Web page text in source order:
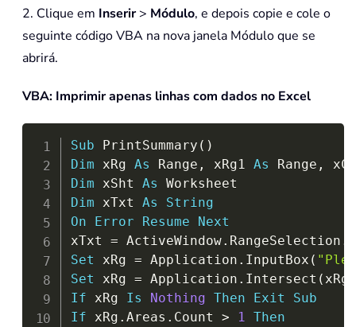
2. Clique em Inserir> Módulo, e depois copie e cole o
seguinte código VBA na nova janela Módulo que se
abrirá.
VBA: Imprimir apenas linhas com dados no Excel
Sub PrintSummary ( )
Dim xRg As Range , xRg1 As Range ,
Dim xSht As
Dim xTxt As
String
On
Error Resume
Next
xTxt = ActiveWindow. RangeSelection .
Set xRg = Application . InputBox (
Set xRg = Application . Intersect ( xRg
If xRg Is Nothing Then Exit
Sub
If xRg . Areas . Count > 1 Then